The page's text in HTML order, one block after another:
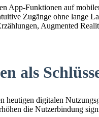
App-Funktionen auf
Zugänge ohne lange
Augmented
als
digitalen
die Nutzerbindung